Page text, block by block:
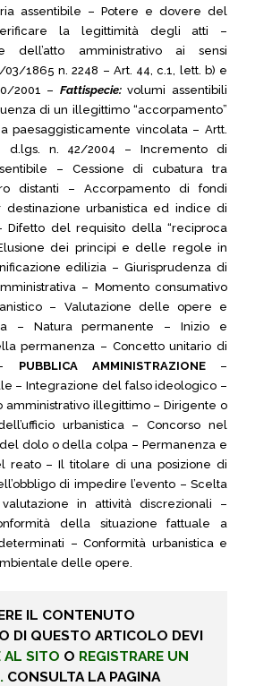
assentibile – Potere e dovere del
la legittimità degli atti –
dell’atto amministrativo ai sensi
03/1865 n. 2248 – Art. 44, c.1, lett. b) e
2001 – Fattispecie:volumi assentibili
di un illegittimo “accorpamento”
paesaggisticamente vincolata – Artt.
d.lgs. n. 42/2004 – Incremento di
– Cessione di cubatura tra
distanti – Accorpamento di fondi
destinazione urbanistica ed indice di
Difetto del requisito della “reciproca
dei principi e delle regole in
edilizia – Giurisprudenza di
– Momento consumativo
– Valutazione delle opere e
– Natura permanente – Inizio e
permanenza – Concetto unitario di
PUBBLICA AMMINISTRAZIONE –
– Integrazione del falso ideologico –
amministrativo illegittimo – Dirigente o
urbanistica – Concorso nel
dolo o della colpa – Permanenza e
reato – Il titolare di una posizione di
di impedire l’evento – Scelta
in attività discrezionali –
della situazione fattuale a
– Conformità urbanistica e
delle opere.
IL CONTENUTO
DI QUESTO ARTICOLO DEVI
AL SITO O REGISTRARE UN
CONSULTA LA PAGINA